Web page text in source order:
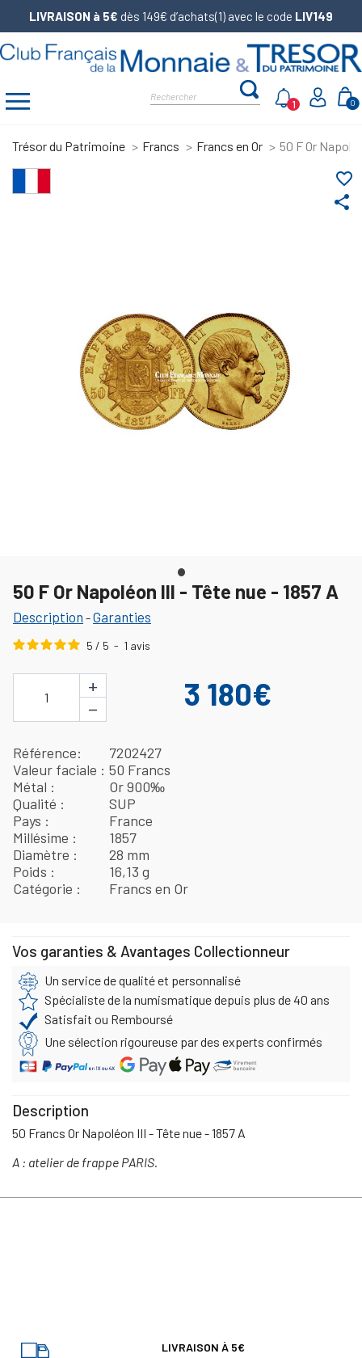
LIVRAISON à 5€ dès 149€ d’achats(1) avec le code LIV149
0
1
Trésor du Patrimoine Francs Francs en Or 50 F Or
share
favorite_border
50 F Or Napoléon III - Tête nue - 1857 A
Description -Garanties
5 / 5 - 1 avis
1
+
−
3 180€
Référence
7202427
Valeur faciale
50 Francs
Métal
Or 900‰
Qualité
SUP
Pays
France
Millésime
1857
Diamètre
28 mm
Poids
16,13 g
Catégorie
Francs en Or
Vos garanties & Avantages Collectionneur
Un service de qualité et personnalisé
Spécialiste de la numismatique depuis plus de 40 ans
Satisfait ou Remboursé
Une sélection rigoureuse par des experts confirmés
Description
50 Francs Or Napoléon III - Tête nue - 1857 A
A : atelier de frappe PARIS.
LIVRAISON À 5€